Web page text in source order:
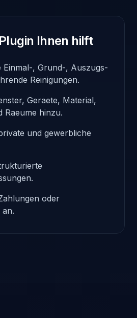
Ihnen hilft
Einmal-, Grund-, Auszugs-
Reinigungen.
Geraete, Material,
Raeume hinzu.
und gewerbliche
oder